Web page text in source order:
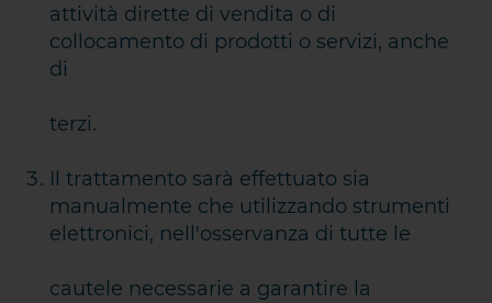
attività dirette di vendita o di
collocamento di prodotti o servizi, anche
di
terzi.
Il trattamento sarà effettuato sia
manualmente che utilizzando strumenti
elettronici, nell'osservanza di tutte le
cautele necessarie a garantire la